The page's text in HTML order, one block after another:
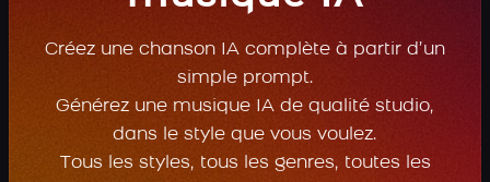
Créez une chanson IA complète à partir d’un
simple prompt.
Générez une musique IA de qualité studio,
dans le style que vous voulez.
Tous les styles, tous les genres, toutes les